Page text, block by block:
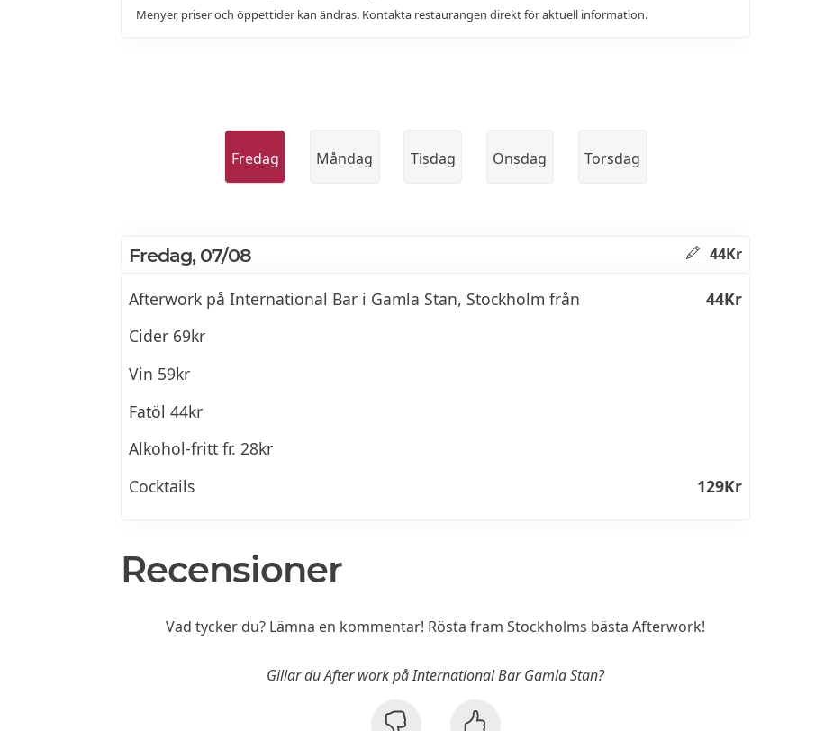
Menyer, priser och öppettider kan ändras. Kontakta restaurangen direkt för aktuell information.
Fredag Måndag Tisdag Onsdag Torsdag
Fredag, 07/08 44Kr
Afterwork på International Bar i Gamla Stan, Stockholm från
44Kr
Cider 69kr
Vin 59kr
Fatöl 44kr
Alkohol-fritt fr. 28kr
Cocktails
129Kr
Recensioner
Vad tycker du? Lämna en kommentar! Rösta fram Stockholms bästa Afterwork!
Gillar du After work på International Bar Gamla Stan?